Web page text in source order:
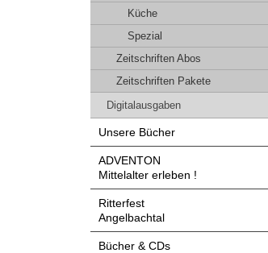
Küche
Spezial
Zeitschriften Abos
Zeitschriften Pakete
Digitalausgaben
Unsere Bücher
ADVENTON
Mittelalter erleben !
Ritterfest
Angelbachtal
Bücher & CDs